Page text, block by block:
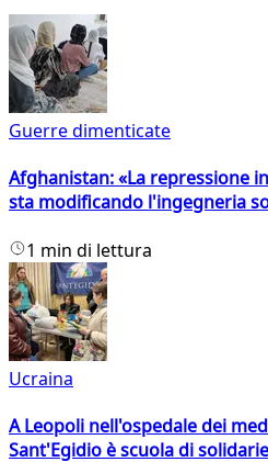
Guerre dimenticate
Afghanistan: «La repressione
sta modificando l'ingegneria
1 min di lettura
Ucraina
A Leopoli nell'ospedale dei
Sant'Egidio è scuola di